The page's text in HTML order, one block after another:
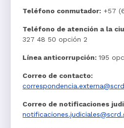
Teléfono conmutador: +57
Teléfono de atención a la
327 48 50 opción 2
Línea anticorrupción:195
Correo de contacto:
Correo de notificaciones